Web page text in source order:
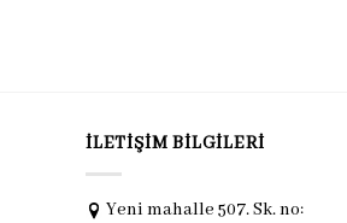
İLETIŞIM BILGILERI
Yeni mahalle 507. Sk. no: